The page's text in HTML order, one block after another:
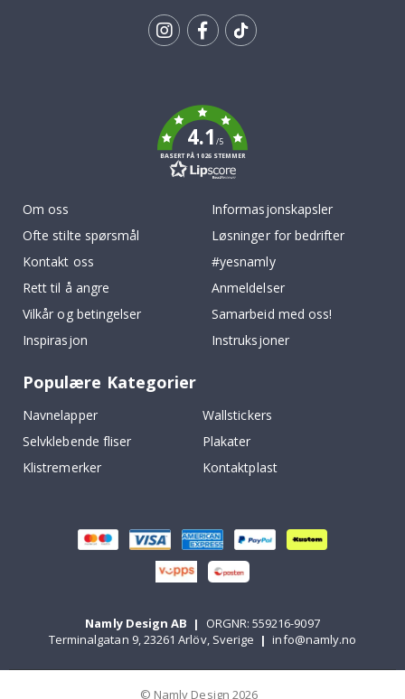
4.1/5
BASERT PÅ 1026 STEMMER
Om oss
Ofte stilte spørsmål
Kontakt oss
Rett til å angre
Vilkår og betingelser
Inspirasjon
Informasjonskapsler
Løsninger for bedrifter
#yesnamly
Anmeldelser
Samarbeid med oss!
Instruksjoner
Populære Kategorier
Navnelapper
Wallstickers
Selvklebende fliser
Plakater
Klistremerker
Kontaktplast
Namly Design AB |
ORGNR: 559216-9097
Terminalgatan 9, 23261 Arlöv, Sverige | info@namly.no
© Namly Design 2026